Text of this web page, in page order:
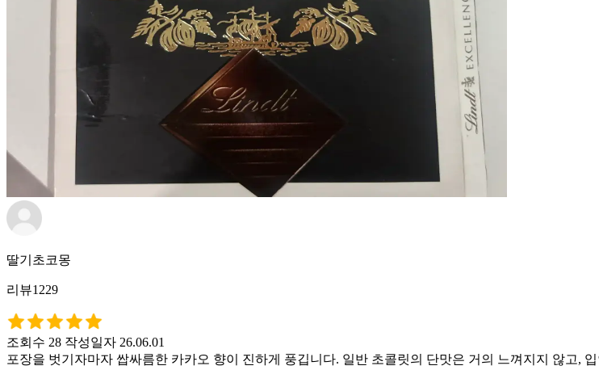
딸기초코몽
리뷰1229
조회수 28 작성일자 26.06.01
포장을 벗기자마자 쌉싸름한 카카오 향이 진하게 풍깁니다. 일반 초콜릿의 단맛은 거의 느껴지지 않고,